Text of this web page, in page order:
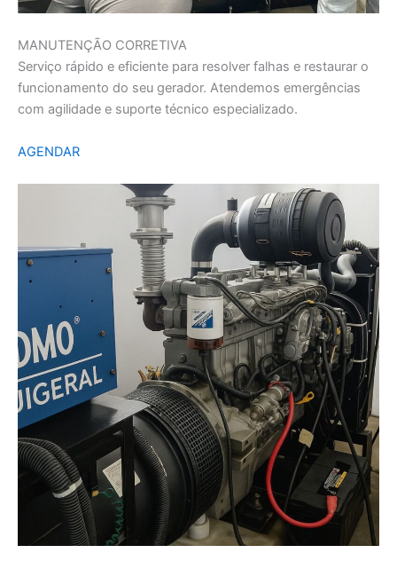
MANUTENÇÃO CORRETIVA
Serviço rápido e eficiente para resolver falhas e restaurar o
funcionamento do seu gerador. Atendemos emergências
com agilidade e suporte técnico especializado.
AGENDAR